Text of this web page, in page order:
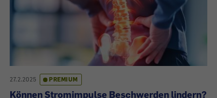
27.2.2025 PREMIUM
Können Stromimpulse Beschwerden lindern?